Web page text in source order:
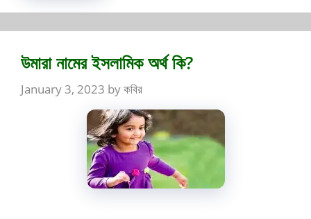
উমারা নামের ইসলামিক অর্থ কি?
January 3, 2023 byকবির